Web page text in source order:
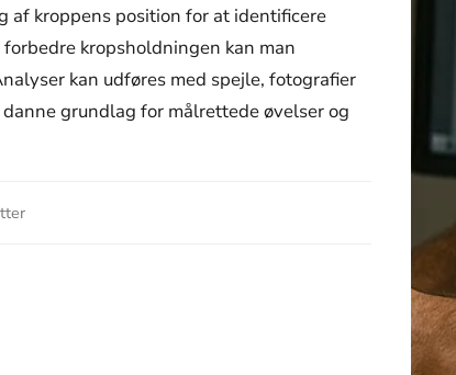
af kroppens position for at identificere
kropsholdningen kan man
kan udføres med spejle, fotografier
grundlag for målrettede øvelser og